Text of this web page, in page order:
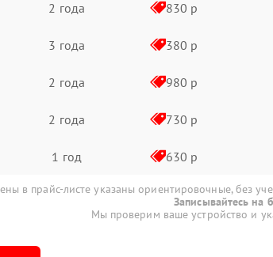
2 года 830 р
3 года 380 р
2 года 980 р
2 года 730 р
1 год 630 р
в прайс-листе указаны ориентировочные, без
Записывайтесь на
Мы проверим ваше устройство и